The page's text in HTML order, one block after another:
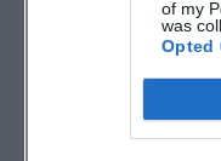
of my
was
Opted